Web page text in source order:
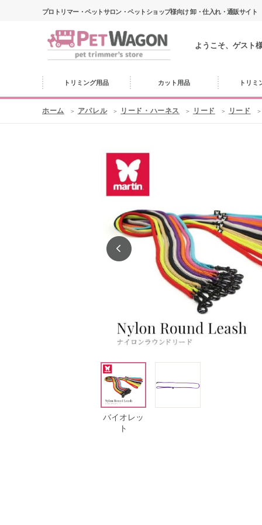
プロトリマー・ペットサロン・ペットショップ様向け 卸・仕入れ・通販サイト
ようこそ、ゲスト
トリミング用品 カット用品 トリミ
ホーム アパレル リード・ハーネス リード リード
バイオレッ
ト